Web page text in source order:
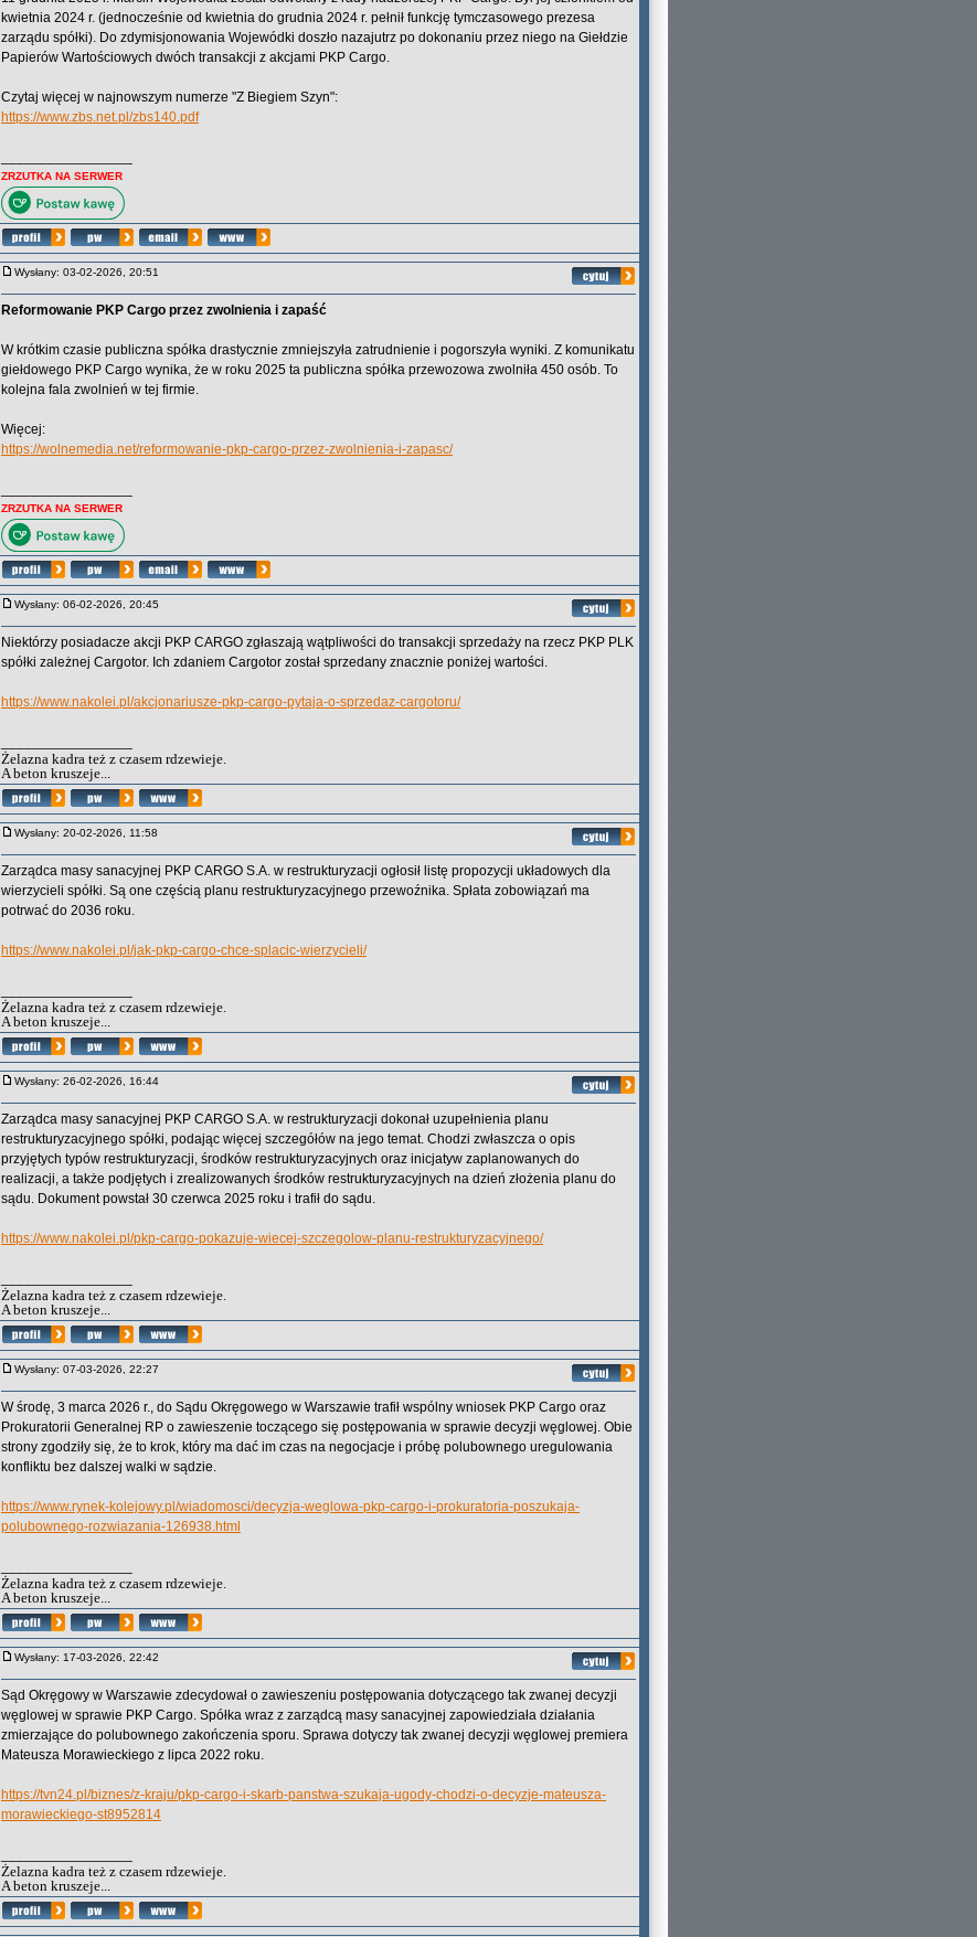
kwietnia 2024 r. (jednocześnie od kwietnia do grudnia 2024 r. pełnił funkcję tymczasowego prezesa
zarządu spółki). Do zdymisjonowania Wojewódki doszło nazajutrz po dokonaniu przez niego na Giełdzie
Papierów Wartościowych dwóch transakcji z akcjami PKP Cargo.
Czytaj więcej w najnowszym numerze "Z Biegiem Szyn":
https://www.zbs.net.pl/zbs140.pdf
ZRZUTKA NA SERWER
Wysłany: 03-02-2026, 20:51
Reformowanie PKP Cargo przez zwolnienia i zapaść
W krótkim czasie publiczna spółka drastycznie zmniejszyła zatrudnienie i pogorszyła wyniki. Z komunikatu
giełdowego PKP Cargo wynika, że w roku 2025 ta publiczna spółka przewozowa zwolniła 450 osób. To
kolejna fala zwolnień w tej firmie.
Więcej:
https://wolnemedia.net/reformowanie-pkp-cargo-przez-zwolnienia-i-zapasc/
ZRZUTKA NA SERWER
Wysłany: 06-02-2026, 20:45
Niektórzy posiadacze akcji PKP CARGO zgłaszają wątpliwości do transakcji sprzedaży na rzecz PKP PLK
spółki zależnej Cargotor. Ich zdaniem Cargotor został sprzedany znacznie poniżej wartości.
https://www.nakolei.pl/akcjonariusze-pkp-cargo-pytaja-o-sprzedaz-cargotoru/
Żelazna kadra też z czasem rdzewieje.
A beton kruszeje...
Wysłany: 20-02-2026, 11:58
Zarządca masy sanacyjnej PKP CARGO S.A. w restrukturyzacji ogłosił listę propozycji układowych dla
wierzycieli spółki. Są one częścią planu restrukturyzacyjnego przewoźnika. Spłata zobowiązań ma
potrwać do 2036 roku.
https://www.nakolei.pl/jak-pkp-cargo-chce-splacic-wierzycieli/
Żelazna kadra też z czasem rdzewieje.
A beton kruszeje...
Wysłany: 26-02-2026, 16:44
Zarządca masy sanacyjnej PKP CARGO S.A. w restrukturyzacji dokonał uzupełnienia planu
restrukturyzacyjnego spółki, podając więcej szczegółów na jego temat. Chodzi zwłaszcza o opis
przyjętych typów restrukturyzacji, środków restrukturyzacyjnych oraz inicjatyw zaplanowanych do
realizacji, a także podjętych i zrealizowanych środków restrukturyzacyjnych na dzień złożenia planu do
sądu. Dokument powstał 30 czerwca 2025 roku i trafił do sądu.
https://www.nakolei.pl/pkp-cargo-pokazuje-wiecej-szczegolow-planu-restrukturyzacyjnego/
Żelazna kadra też z czasem rdzewieje.
A beton kruszeje...
Wysłany: 07-03-2026, 22:27
W środę, 3 marca 2026 r., do Sądu Okręgowego w Warszawie trafił wspólny wniosek PKP Cargo oraz
Prokuratorii Generalnej RP o zawieszenie toczącego się postępowania w sprawie decyzji węglowej. Obie
strony zgodziły się, że to krok, który ma dać im czas na negocjacje i próbę polubownego uregulowania
konfliktu bez dalszej walki w sądzie.
https://www.rynek-kolejowy.pl/wiadomosci/decyzja-weglowa-pkp-cargo-i-prokuratoria-poszukaja-
polubownego-rozwiazania-126938.html
Żelazna kadra też z czasem rdzewieje.
A beton kruszeje...
Wysłany: 17-03-2026, 22:42
Sąd Okręgowy w Warszawie zdecydował o zawieszeniu postępowania dotyczącego tak zwanej decyzji
węglowej w sprawie PKP Cargo. Spółka wraz z zarządcą masy sanacyjnej zapowiedziała działania
zmierzające do polubownego zakończenia sporu. Sprawa dotyczy tak zwanej decyzji węglowej premiera
Mateusza Morawieckiego z lipca 2022 roku.
https://tvn24.pl/biznes/z-kraju/pkp-cargo-i-skarb-panstwa-szukaja-ugody-chodzi-o-decyzje-mateusza-
morawieckiego-st8952814
Żelazna kadra też z czasem rdzewieje.
A beton kruszeje...